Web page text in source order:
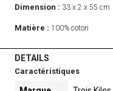
Dimension : 33 x 2 x 55 cm
Matière : 100% coton
DETAILS
Caractéristiques